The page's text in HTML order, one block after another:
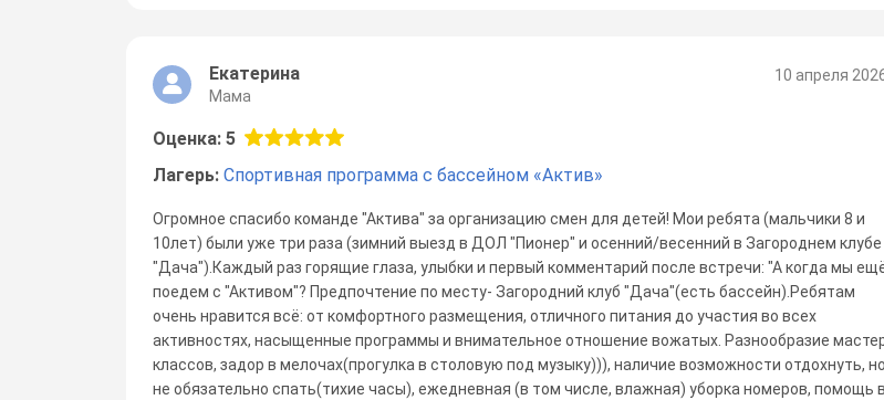
10 апреля 2026
Екатерина
Мама
Оценка: 5
Лагерь: Спортивная программа с бассейном «Актив»
Огромное спасибо команде "Актива" за организацию смен для детей! Мои ребята (мальчики 8 и
10лет) были уже три раза (зимний выезд в ДОЛ "Пионер" и осенний/весенний в Загороднем клубе
"Дача").Каждый раз горящие глаза, улыбки и первый комментарий после встречи: "А когда мы
поедем с "Активом"? Предпочтение по месту- Загородний клуб "Дача"(есть бассейн).Ребятам
очень нравится всё: от комфортного размещения, отличного питания до участия во всех
активностях, насыщенные программы и внимательное отношение вожатых. Разнообразие
классов, задор в мелочах(прогулка в столовую под музыку))), наличие возможности отдохнуть, но
не обязательно спать(тихие часы), ежедневная (в том числе, влажная) уборка номеров, помощь в